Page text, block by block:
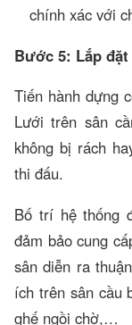
chính xác với
Bước 5: Lắp
Tiến hành dựng
Lưới trên sân
không bị rách
thi đấu.
Bố trí hệ thống
đảm bảo cung
sân diễn ra
ích trên sân cầu
ghế ngồi chờ,…